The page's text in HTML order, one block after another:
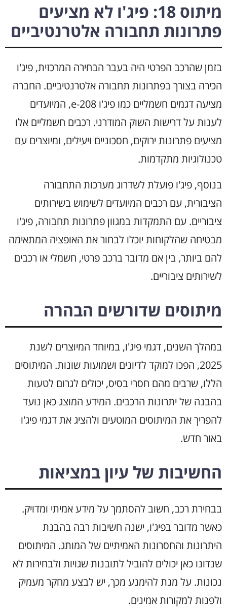
מיתוס 18: פיג'ו לא מציעים
פתרונות תחבורה אלטרנטיביים
בזמן שהרכב הפרטי היה בעבר הבחירה המרכזית, פיג'ו
הכירה בצורך בפתרונות תחבורה אלטרנטיביים. החברה
מציעה דגמים חשמליים כמו פיג'ו e-208, המיועדים
לענות על דרישות השוק המודרני. רכבים חשמליים אלו
מציעים פתרונות ירוקים, חסכוניים ויעילים, ומיוצרים עם
טכנולוגיות מתקדמות.
בנוסף, פיג'ו פועלת לשדרוג מערכות התחבורה
הציבורית, עם רכבים המיועדים לשימוש בשירותים
ציבוריים. עם התמקדות במגוון פתרונות תחבורה, פיג'ו
מבטיחה שהלקוחות יוכלו לבחור את האופציה המתאימה
להם ביותר, בין אם מדובר ברכב פרטי, חשמלי או רכבים
לשירותים ציבוריים.
מיתוסים שדורשים הבהרה
במהלך השנים, דגמי פיג'ו, במיוחד המיוצרים לשנת
2025, הפכו למוקד לדיונים ושמועות שונות. המיתוסים
הללו, שרבים מהם חסרי בסיס, יכולים לגרום לטעות
בהבנה של יתרונות הרכבים. המידע המוצג כאן נועד
להפריך את המיתוסים המוטעים ולהציג את דגמי פיג'ו
באור חדש.
החשיבות של עיון במציאות
בבחירת רכב, חשוב להסתמך על מידע אמיתי ומדויק.
כאשר מדובר בפיג'ו, ישנה חשיבות רבה בהבנת
היתרונות והחסרונות האמיתיים של המותג. המיתוסים
שנדונו כאן יכולים להוביל לתובנות שגויות ולבחירות לא
נכונות. על מנת להימנע מכך, יש לבצע מחקר מעמיק
ולפנות למקורות אמינים.